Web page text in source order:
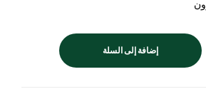
إضافة إلى السلة